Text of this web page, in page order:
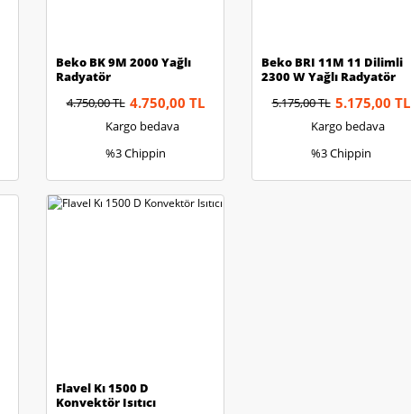
Beko BK 9M 2000 Yağlı
Radyatör
4.750,00 TL 4.750,00 TL
Kargo bedava
%3 Chippin
Beko BRI 11M 11 Dilimli
2300 W Yağlı Radyatör
5.175,00 TL 5.175,00 TL
Kargo bedava
%3 Chippin
Flavel Kı 1500 D
Konvektör Isıtıcı